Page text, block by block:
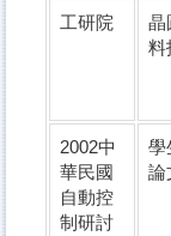
工研院
晶
料
2002中
華民國
自動控
制研討
學
論